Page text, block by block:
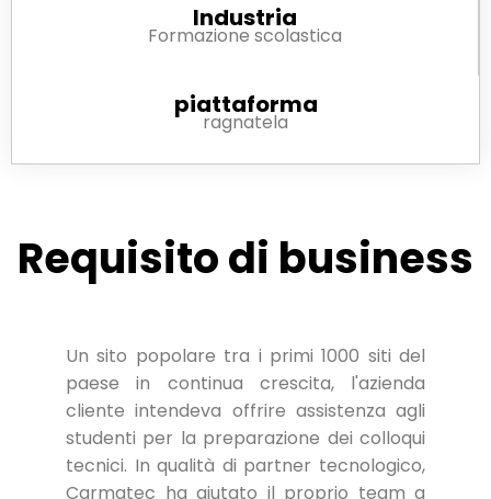
Industria
Formazione scolastica
piattaforma
ragnatela
Requisito di business
Un sito popolare tra i primi 1000 siti del
paese in continua crescita, l'azienda
cliente intendeva offrire assistenza agli
studenti per la preparazione dei colloqui
tecnici. In qualità di partner tecnologico,
Carmatec ha aiutato il proprio team a